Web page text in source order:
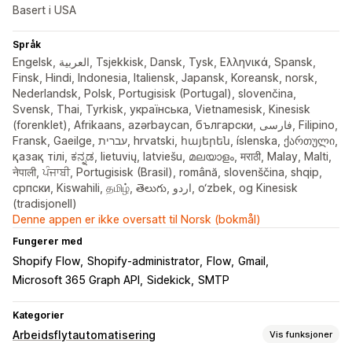
Basert i USA
Språk
Engelsk, العربية, Tsjekkisk, Dansk, Tysk, Ελληνικά, Spansk,
Finsk, Hindi, Indonesia, Italiensk, Japansk, Koreansk, norsk,
Nederlandsk, Polsk, Portugisisk (Portugal), slovenčina,
Svensk, Thai, Tyrkisk, українська, Vietnamesisk, Kinesisk
(forenklet), Afrikaans, azərbaycan, български, فارسی, Filipino,
Fransk, Gaeilge, עברית, hrvatski, հայերեն, íslenska, ქართული,
қазақ тілі, ಕನ್ನಡ, lietuvių, latviešu, മലയാളം, मराठी, Malay, Malti,
नेपाली, ਪੰਜਾਬੀ, Portugisisk (Brasil), română, slovenščina, shqip,
српски, Kiswahili, தமிழ், తెలుగు, اردو, o‘zbek, og Kinesisk
(tradisjonell)
Denne appen er ikke oversatt til Norsk (bokmål)
Fungerer med
Shopify Flow Shopify-administrator Flow Gmail
Microsoft 365 Graph API
Sidekick SMTP
Kategorier
Arbeidsflytautomatisering Vis funksjoner